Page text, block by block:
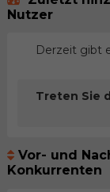
Nutzer
Derzeit gibt
Treten Sie
Vor- und
Konkurrenten